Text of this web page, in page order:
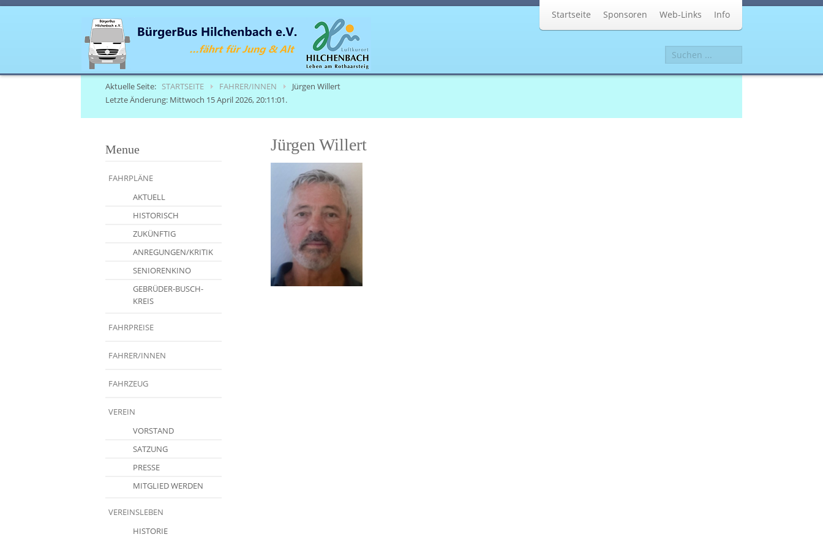
Startseite Sponsoren Web-Links Info
Suchen
...
Aktuelle Seite: STARTSEITE FAHRER/INNEN
Jürgen Willert
Letzte Änderung: Mittwoch 15 April 2026, 20:11:01.
Menue
FAHRPLÄNE
AKTUELL
HISTORISCH
ZUKÜNFTIG
ANREGUNGEN/KRITIK
SENIORENKINO
GEBRÜDER-BUSCH-
KREIS
FAHRPREISE
FAHRER/INNEN
FAHRZEUG
VEREIN
VORSTAND
SATZUNG
PRESSE
MITGLIED WERDEN
VEREINSLEBEN
HISTORIE
Jürgen Willert